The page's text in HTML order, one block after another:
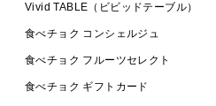
Vivid TABLE（ビビッドテーブル）
食べチョク コンシェルジュ
食べチョク フルーツセレクト
食べチョク ギフトカード